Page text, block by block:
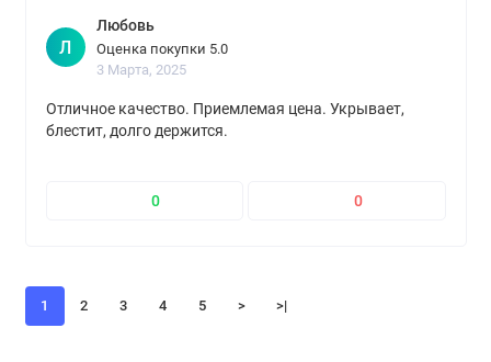
Л
Любовь
Оценка покупки 5.0
3 Марта, 2025
Отличное качество. Приемлемая цена. Укрывает,
блестит, долго держится.
0 0
1 2 3 4 5 > >|